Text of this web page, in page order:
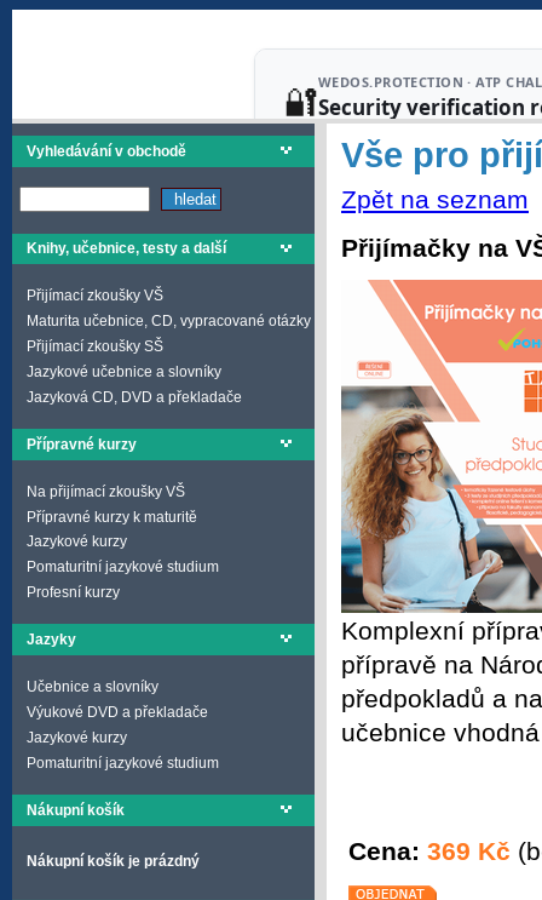
Vyhledávání v obchodě
Knihy, učebnice, testy a další
Přijímací zkoušky VŠ
Maturita učebnice, CD, vypracované otázky
Přijímací zkoušky SŠ
Jazykové učebnice a slovníky
Jazyková CD, DVD a překladače
Přípravné kurzy
Na přijímací zkoušky VŠ
Přípravné kurzy k maturitě
Jazykové kurzy
Pomaturitní jazykové studium
Profesní kurzy
Jazyky
Učebnice a slovníky
Výukové DVD a překladače
Jazykové kurzy
Pomaturitní jazykové studium
Nákupní košík
Nákupní košík je prázdný
Vše pro
Zpět na seznam
Přijímačky na
Komplexní
přípravě na
předpokladů a
učebnice
Cena: 369 Kč